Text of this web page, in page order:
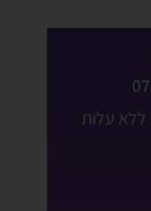
ללא עלות